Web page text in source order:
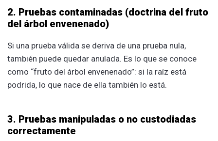
2. Pruebas contaminadas (doctrina del fruto
del árbol envenenado)
Si una prueba válida se deriva de una prueba nula,
también puede quedar anulada. Es lo que se conoce
como “fruto del árbol envenenado”: si la raíz está
podrida, lo que nace de ella también lo está.
3. Pruebas manipuladas o no custodiadas
correctamente